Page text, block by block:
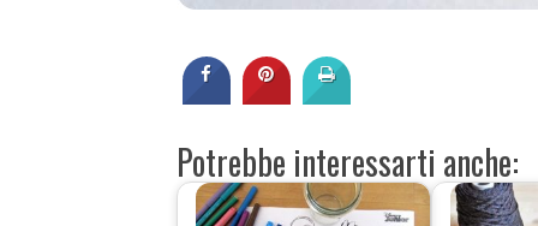
Potrebbe interessarti anche: